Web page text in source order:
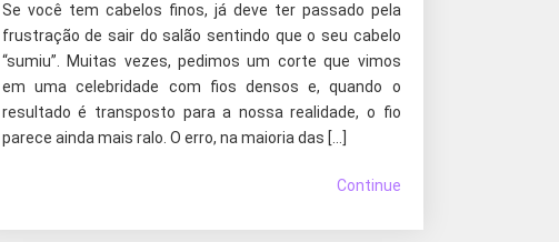
Se você tem cabelos finos, já deve ter passado pela
frustração de sair do salão sentindo que o seu cabelo
“sumiu”. Muitas vezes, pedimos um corte que vimos
em uma celebridade com fios densos e, quando o
resultado é transposto para a nossa realidade, o fio
parece ainda mais ralo. O erro, na maioria das […]
Continue